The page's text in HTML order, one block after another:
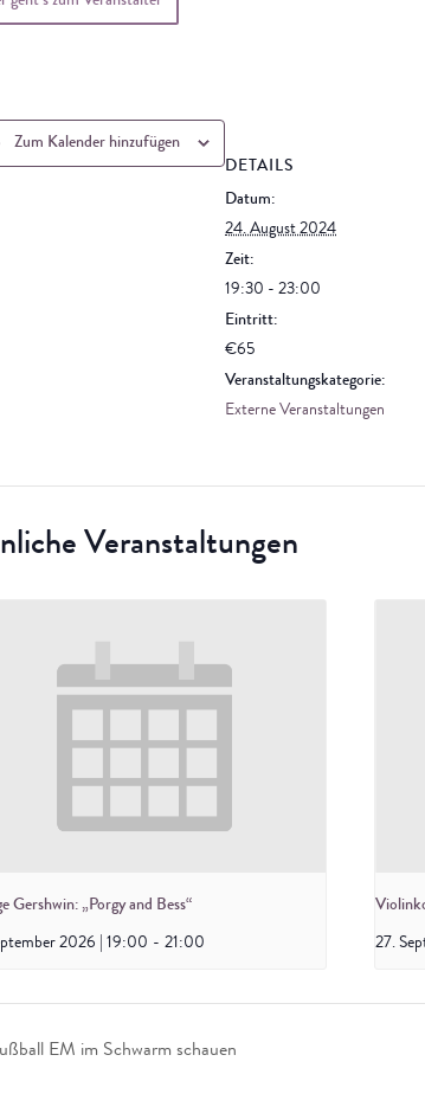
Zum Kalender hinzufügen
DETAILS
Datum:
24. August 2024
Zeit:
19:30 - 23:00
Eintritt:
€65
Veranstaltungskategorie:
Externe Veranstaltungen
Veranstaltungen
Gershwin: „Porgy and Bess“
2026 | 19:00 - 21:00 27.
EM im Schwarm schauen